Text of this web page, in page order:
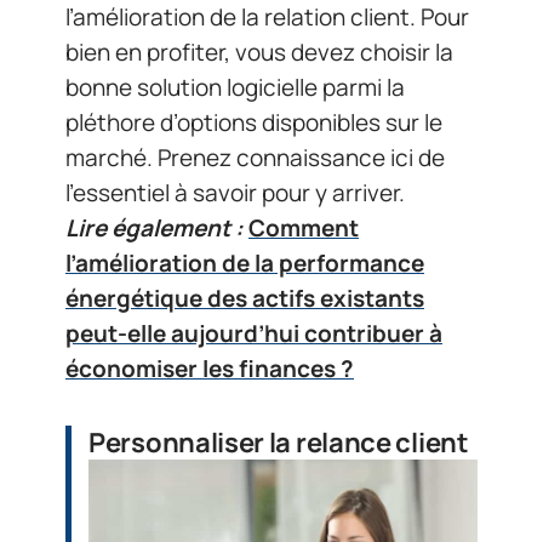
l’amélioration de la relation client. Pour
bien en profiter, vous devez choisir la
bonne solution logicielle parmi la
pléthore d’options disponibles sur le
marché. Prenez connaissance ici de
l’essentiel à savoir pour y arriver.
Lire également :Comment
l’amélioration de la performance
énergétique des actifs existants
peut-elle aujourd’hui contribuer à
économiser les finances ?
Personnaliser la relance client